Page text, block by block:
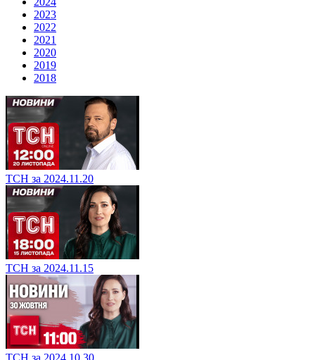
2023
2022
2021
2020
2019
2018
ТСН за 2024.11.20
ТСН за 2024.11.15
ТСН за 2024.10.30